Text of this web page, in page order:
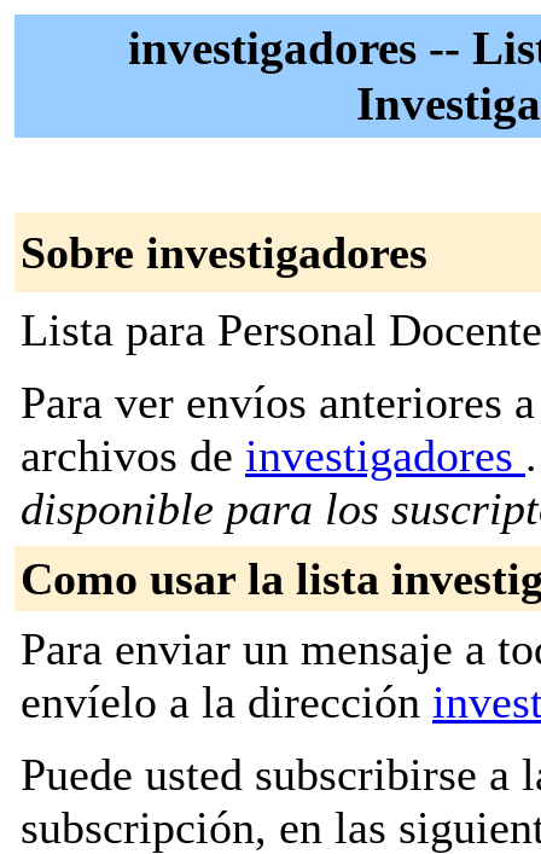
investigadores --
Sobre investigadores
Lista para Personal
Para ver envíos anteriores
archivos de investigadores
disponible para los
Como usar la lista
Para enviar un mensaje a
envíelo a la dirección
Puede usted subscribirse a
subscripción, en las